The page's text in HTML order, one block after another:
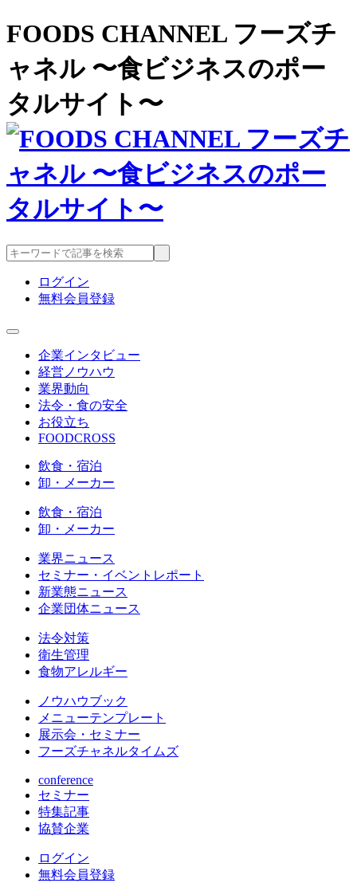
FOODS CHANNEL フーズチ
ャネル 〜食ビジネスのポー
タルサイト〜
ログイン
無料会員登録
企業インタビュー
経営ノウハウ
業界動向
法令・食の安全
お役立ち
FOODCROSS
飲食・宿泊
卸・メーカー
飲食・宿泊
卸・メーカー
業界ニュース
セミナー・イベントレポート
新業態ニュース
企業団体ニュース
法令対策
衛生管理
食物アレルギー
ノウハウブック
メニューテンプレート
展示会・セミナー
フーズチャネルタイムズ
conference
セミナー
特集記事
協賛企業
ログイン
無料会員登録